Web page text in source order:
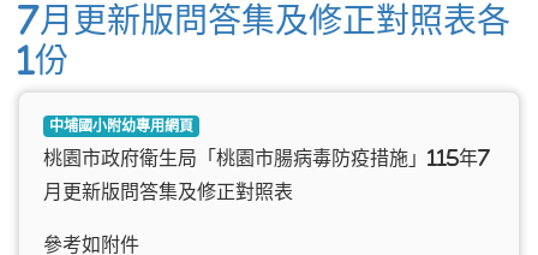
7月更新版問答集及修正對照表各
1份
中埔國小附幼專用網頁
桃園市政府衛生局「桃園市腸病毒防疫措施」115年7
月更新版問答集及修正對照表
參考如附件